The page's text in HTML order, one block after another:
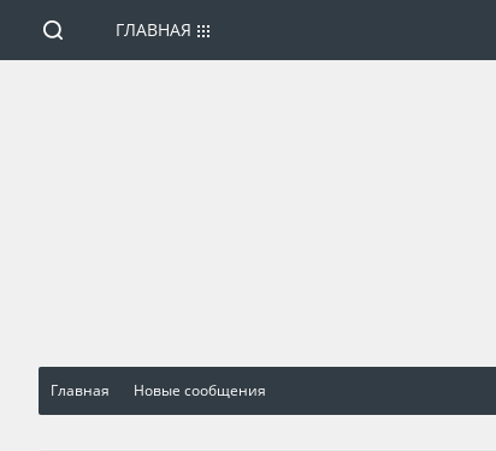
Главная Новые сообщения
ГЛАВНАЯ